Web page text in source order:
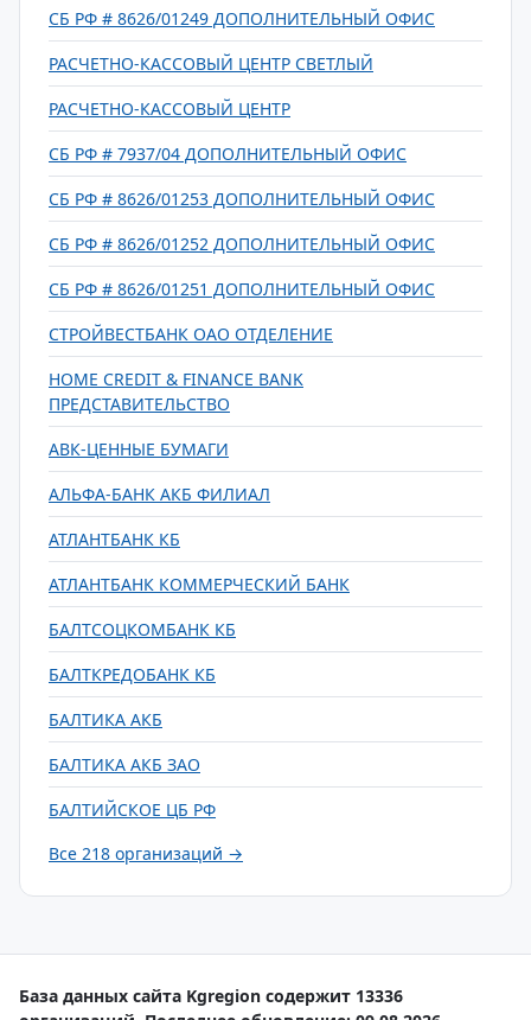
СБ РФ # 8626/01249 ДОПОЛНИТЕЛЬНЫЙ ОФИС
РАСЧЕТНО-КАССОВЫЙ ЦЕНТР СВЕТЛЫЙ
РАСЧЕТНО-КАССОВЫЙ ЦЕНТР
СБ РФ # 7937/04 ДОПОЛНИТЕЛЬНЫЙ ОФИС
СБ РФ # 8626/01253 ДОПОЛНИТЕЛЬНЫЙ ОФИС
СБ РФ # 8626/01252 ДОПОЛНИТЕЛЬНЫЙ ОФИС
СБ РФ # 8626/01251 ДОПОЛНИТЕЛЬНЫЙ ОФИС
СТРОЙВЕСТБАНК ОАО ОТДЕЛЕНИЕ
HOME CREDIT & FINANCE BANK
ПРЕДСТАВИТЕЛЬСТВО
АВК-ЦЕННЫЕ БУМАГИ
АЛЬФА-БАНК АКБ ФИЛИАЛ
АТЛАНТБАНК КБ
АТЛАНТБАНК КОММЕРЧЕСКИЙ БАНК
БАЛТСОЦКОМБАНК КБ
БАЛТКРЕДОБАНК КБ
БАЛТИКА АКБ
БАЛТИКА АКБ ЗАО
БАЛТИЙСКОЕ ЦБ РФ
Все 218 организаций →
База данных сайта Kgregion содержит 13336